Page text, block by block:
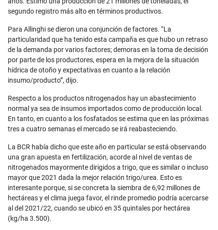
segundo registro más alto en términos productivos.
Para Allinghi se dieron una conjunción de factores. “La
particularidad que ha tenido esta campaña es que hubo un retraso
de la demanda por varios factores; demoras en la toma de decisión
por parte de los productores, espera en la mejora de la situación
hídrica de otoño y expectativas en cuanto a la relación
insumo/producto”, dijo.
Respecto a los productos nitrogenados hay un abastecimiento
normal ya sea de insumos importados como de producción local.
En tanto, en cuanto a los fosfatados se estima que en las próximas
tres a cuatro semanas el mercado se irá reabasteciendo.
La BCR había dicho que este año en particular se está observando
una gran apuesta en fertilización, acorde al nivel de ventas de
nitrogenados mayormente dirigidos a trigo, que es similar o incluso
mayor que 2021 dada la mejor relación trigo/urea. Esto es
interesante porque, si se concreta la siembra de 6,92 millones de
hectáreas y el clima juega favor, el rinde promedio podría acercarse
al del 2021/22, cuando se ubicó en 35 quintales por hectárea
(kg/ha 3.500).